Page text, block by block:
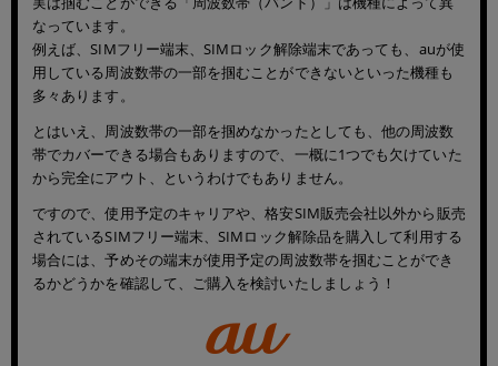
なっています。
例えば、SIMフリー端末、SIMロック解除端末であっても、auが使
用している周波数帯の一部を掴むことができないといった機種も
多々あります。
とはいえ、周波数帯の一部を掴めなかったとしても、他の周波数
帯でカバーできる場合もありますので、一概に1つでも欠けていた
から完全にアウト、というわけでもありません。
ですので、使用予定のキャリアや、格安SIM販売会社以外から販売
されているSIMフリー端末、SIMロック解除品を購入して利用する
場合には、予めその端末が使用予定の周波数帯を掴むことができ
るかどうかを確認して、ご購入を検討いたしましょう！
CPUの絞り込み
OS
メモリ
~